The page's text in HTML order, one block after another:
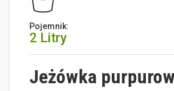
Pojemnik:
2 Litry
Jeżówka